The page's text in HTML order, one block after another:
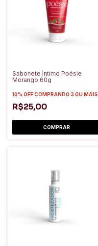
Sabonete Íntimo Poésie
Morango 60g
10% OFFCOMPRANDO 3 OU MAIS
R$25,00